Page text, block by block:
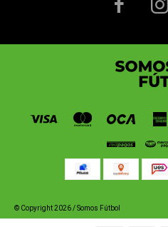
 
© Copyright 2026 / Somos Fútbol